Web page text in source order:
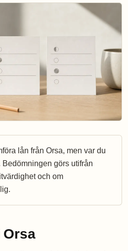
lån från Orsa, men var du
Bedömningen görs utifrån
och om